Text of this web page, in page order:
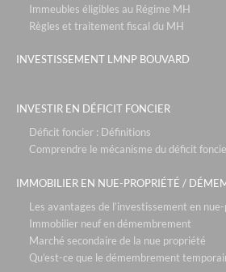
Immeubles éligibles au Régime MH
Règles et traitement fiscal du MH
INVESTISSEMENT LMNP BOUVARD
INVESTIR EN DÉFICIT FONCIER
Déficit foncier : Définitions
Comprendre le mécanisme du déficit
IMMOBILIER EN NUE-PROPRIÉTÉ /
Les avantages de l’investissement en
Immobilier neuf en démembrement
Marché secondaire de la nue propriété
Qu’est-ce que le démembrement